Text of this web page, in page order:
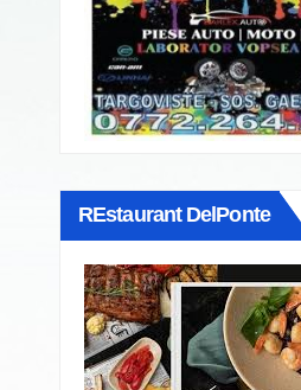
REstaurant DelPonte